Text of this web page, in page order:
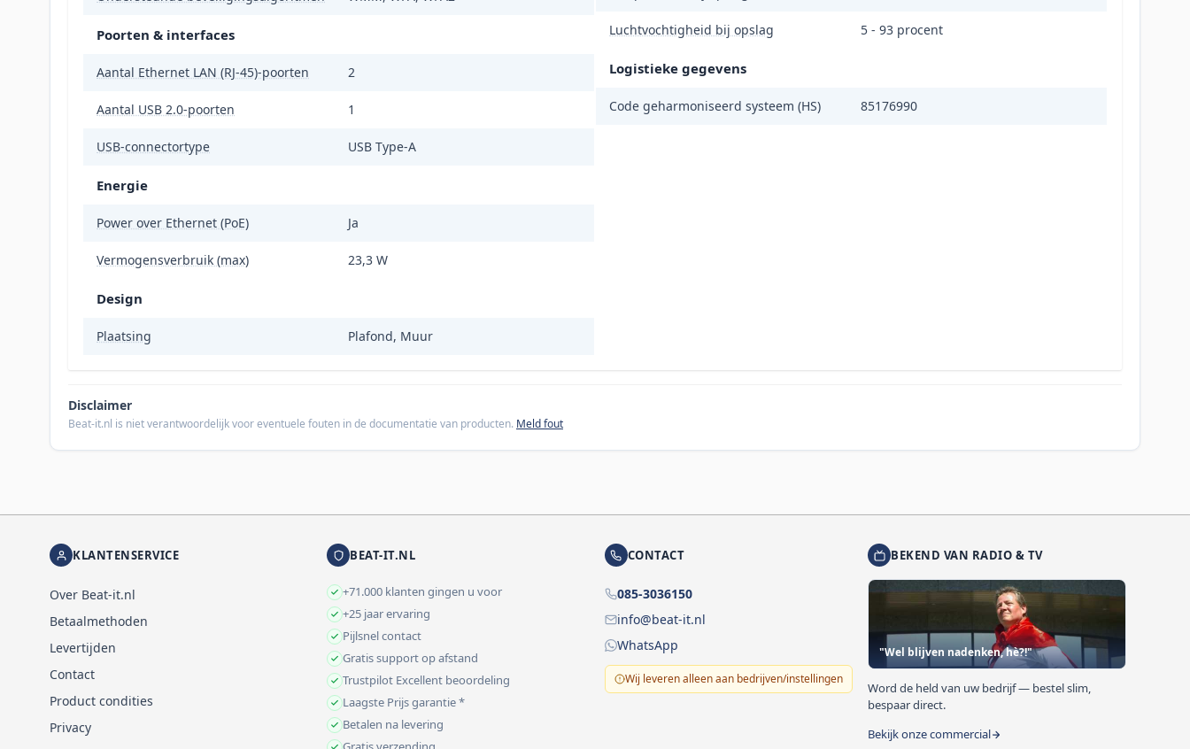
Poorten & interfaces
Aantal Ethernet LAN (RJ-45)-poorten 2
Aantal USB 2.0-poorten 1
USB-connectortype USB Type-A
Energie
Power over Ethernet (PoE) Ja
Vermogensverbruik (max) 23,3 W
Design
Plaatsing Plafond, Muur
Luchtvochtigheid bij opslag 5 - 93 procent
Logistieke gegevens
Code geharmoniseerd systeem (HS) 85176990
Disclaimer
Beat-it.nl is niet verantwoordelijk voor eventuele fouten in de documentatie van producten. Meld fout
KLANTENSERVICE
Over Beat-it.nl
Betaalmethoden
Levertijden
Contact
Product condities
Privacy
BEAT-IT.NL
+71.000 klanten gingen u voor
+25 jaar ervaring
Pijlsnel contact
Gratis support op afstand
Trustpilot Excellent beoordeling
Laagste Prijs garantie *
Betalen na levering
CONTACT
085-3036150
info@beat-it.nl
WhatsApp
Wij leveren alleen aan bedrijven/instellingen
BEKEND VAN RADIO & TV
"Wel blijven nadenken, hè?!"
Word de held van uw bedrijf — bestel slim,
bespaar direct.
Bekijk onze commercial